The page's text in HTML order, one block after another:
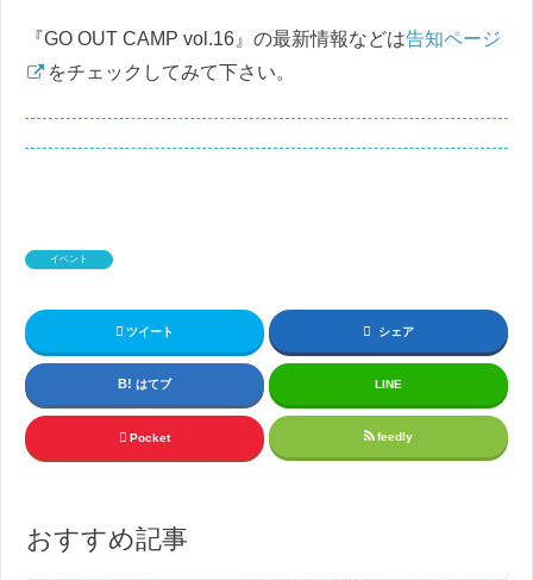
『GO OUT CAMP vol.16』の最新情報などは告知ページ
をチェックしてみて下さい。
イベント
ツイート シェア
はてブ LINE
Pocket feedly
おすすめ記事